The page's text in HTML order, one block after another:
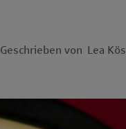
Geschrieben von Lea